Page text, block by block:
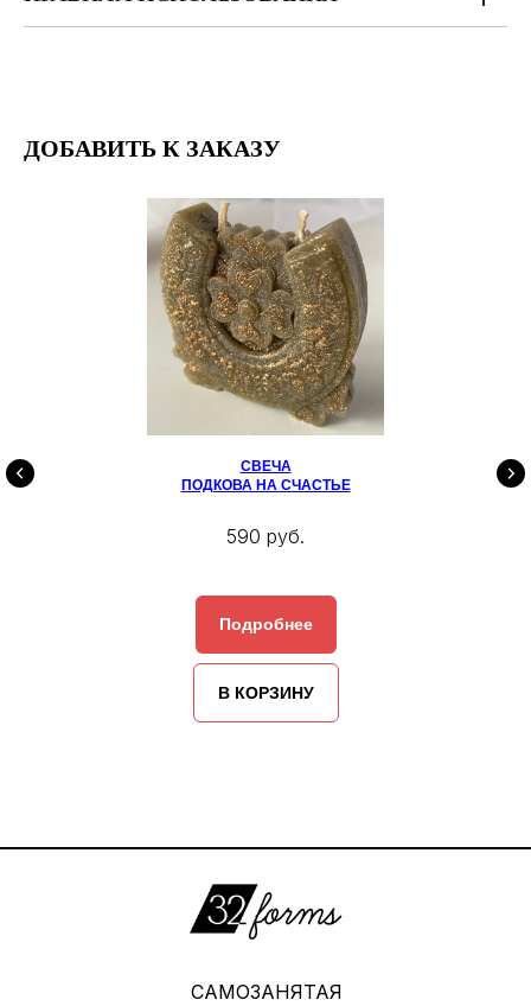
ДОБАВИТЬ К ЗАКАЗУ
СВЕЧА
ПОДКОВА НА СЧАСТЬЕ
590 руб.
Подробнее
В КОРЗИНУ
САМОЗАНЯТАЯ